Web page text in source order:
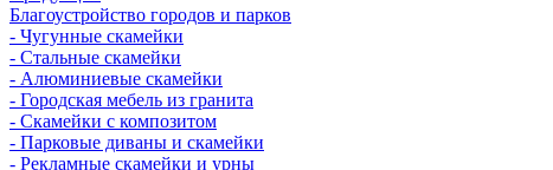
Благоустройство городов и парков
- Чугунные скамейки
- Стальные скамейки
- Алюминиевые скамейки
- Городская мебель из гранита
- Скамейки с композитом
- Парковые диваны и скамейки
- Рекламные скамейки и урны